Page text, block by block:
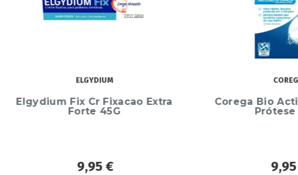
COREGA
Corega Bio Activo Pastilhas
Prótese X 30
9,95
Oratol, 25